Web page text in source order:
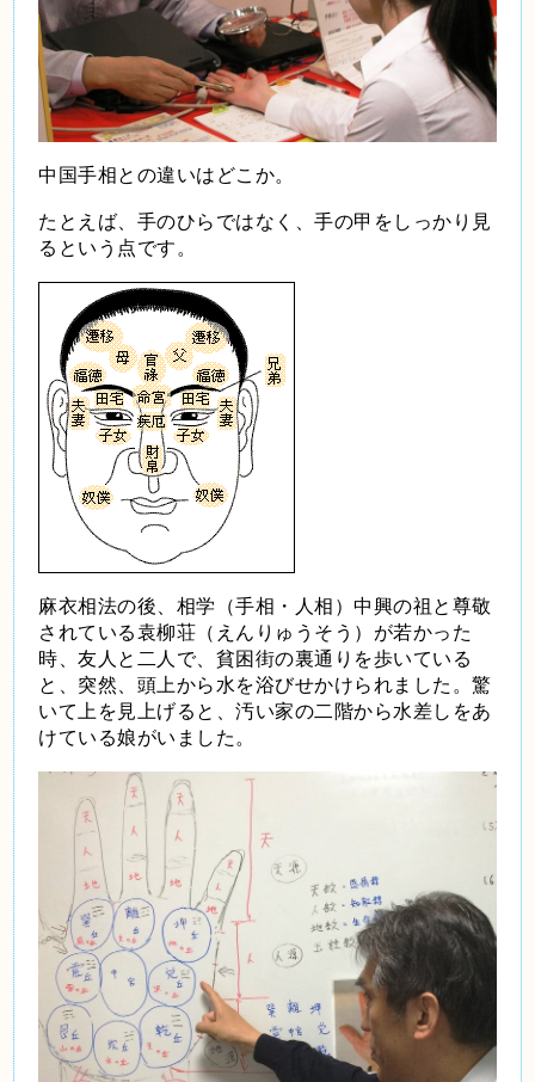
中国手相との違いはどこか。
たとえば、手のひらではなく、手の甲をしっかり見
るという点です。
麻衣相法の後、相学（手相・人相）中興の祖と尊敬
されている袁柳荘（えんりゅうそう）が若かった
時、友人と二人で、貧困街の裏通りを歩いている
と、突然、頭上から水を浴びせかけられました。驚
いて上を見上げると、汚い家の二階から水差しをあ
けている娘がいました。